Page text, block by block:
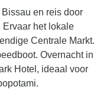
en reis door
Ervaar het lokale
Centrale Markt.
Overnacht in
Hotel, ideaal voor